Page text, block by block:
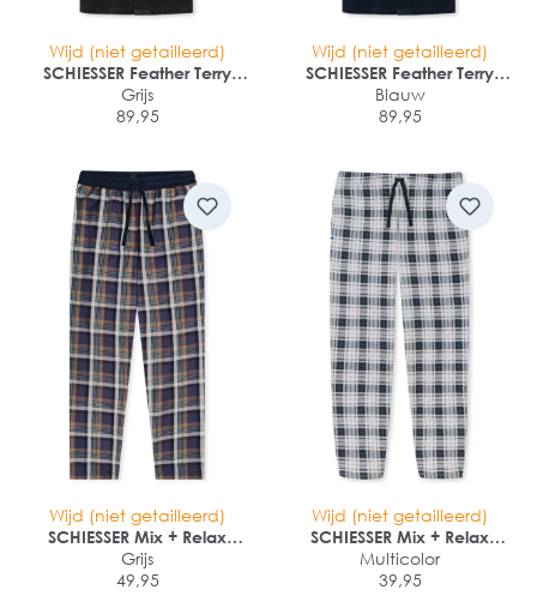
Wijd (niet getailleerd)
SCHIESSER Feather Terry
Badjas
Grijs
89,95
Wijd (niet getailleerd)
SCHIESSER Feather Terry
Badjas
Blauw
89,95
Wijd (niet getailleerd)
SCHIESSER Mix + Relax
Pantalon
Grijs
49,95
Wijd (niet getailleerd)
SCHIESSER Mix + Relax
Pantalon
Multicolor
39,95